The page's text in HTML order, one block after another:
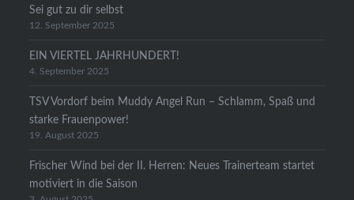
Sei gut zu dir selbst
12. September 2025
EIN VIERTEL JAHRHUNDERT!
4. September 2025
TSV Vordorf beim Muddy Angel Run – Schlamm, Spaß und
starke Frauenpower!
19. August 2025
Frischer Wind bei der II. Herren: Neues Trainerteam startet
motiviert in die Saison